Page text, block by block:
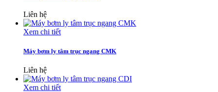
Liên hệ
Xem chi tiết
Máy bơm ly tâm trục ngang CMK
Liên hệ
Xem chi tiết